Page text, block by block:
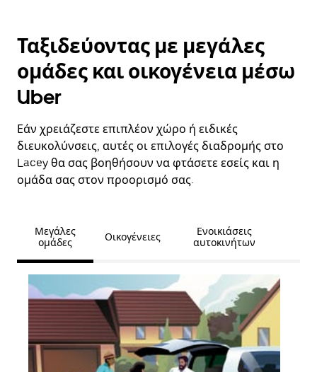
Ταξιδεύοντας με μεγάλες
ομάδες και οικογένεια μέσω
Uber
Εάν χρειάζεστε επιπλέον χώρο ή ειδικές
διευκολύνσεις, αυτές οι επιλογές διαδρομής στο
Lacey θα σας βοηθήσουν να φτάσετε εσείς και η
ομάδα σας στον προορισμό σας.
Μεγάλες
ομάδες
Οικογένειες
Ενοικιάσεις
αυτοκινήτων